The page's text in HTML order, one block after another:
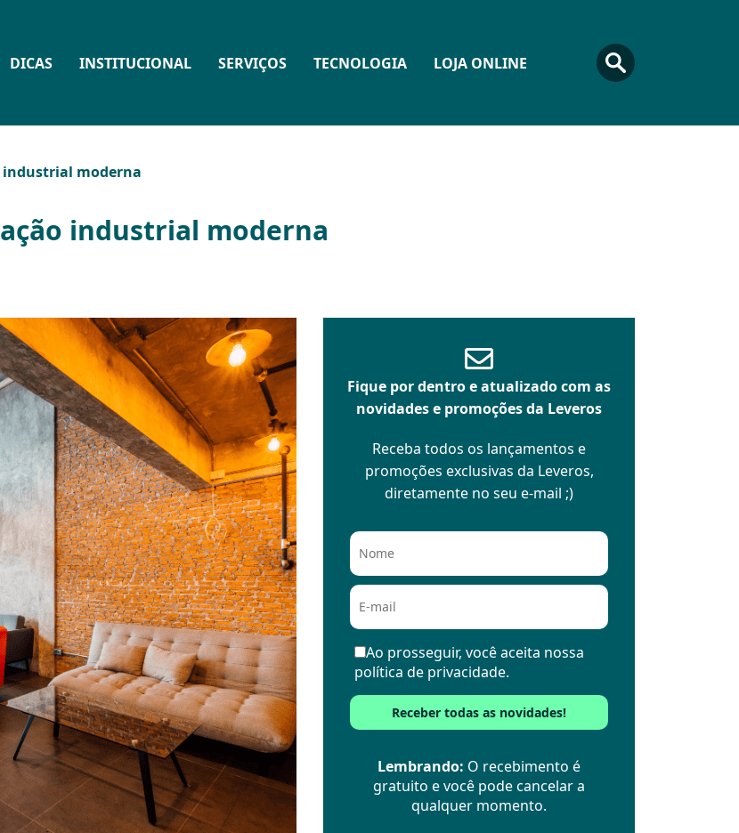
DICAS INSTITUCIONAL SERVIÇOS TECNOLOGIA LOJA ONLINE
industrial moderna
industrial moderna
Fique por dentro e atualizado com as
novidades e promoções da Leveros
Receba todos os lançamentos e
promoções exclusivas da Leveros,
diretamente no seu e-mail ;)
Ao prosseguir, você aceita nossa
política de privacidade.
Lembrando: O recebimento é
gratuito e você pode cancelar a
qualquer momento.